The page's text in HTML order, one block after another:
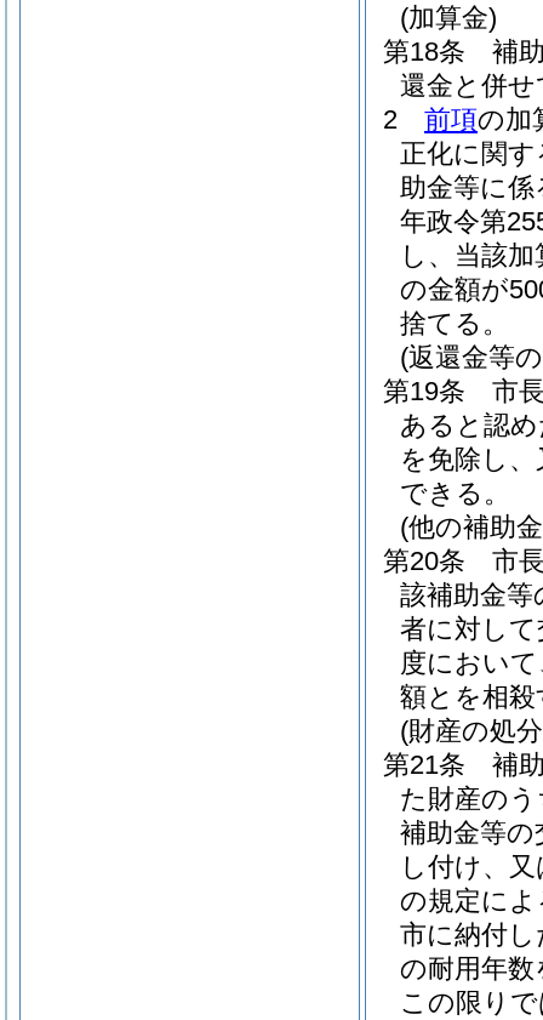
(加算金)
第18条
補
還金と併
2
前項の加
正化に関す
助金等に
年政令第
し、当該
の金額が
捨てる。
(返還金等
第19条
市
あると認
を免除し
できる。
(他の補助
第20条
市
該補助金
者に対し
度におい
額とを相
(財産の処
第21条
補
た財産の
補助金等
し付け、
の規定に
市に納付
の耐用年
この限り